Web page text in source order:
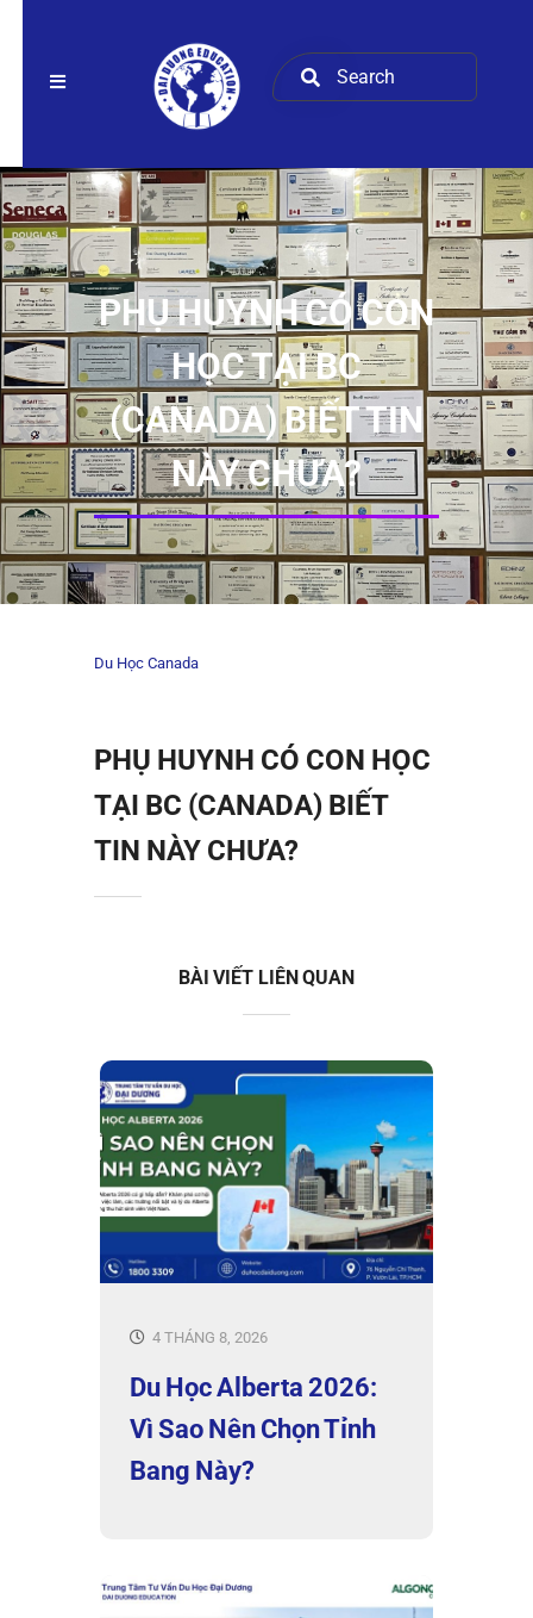
PHỤ HUYNH CÓ CON
HỌC TẠI BC
(CANADA) BIẾT TIN
NÀY CHƯA?
Du Học Canada
PHỤ HUYNH CÓ CON HỌC
TẠI BC (CANADA) BIẾT
TIN NÀY CHƯA?
BÀI VIẾT LIÊN QUAN
4 THÁNG 8, 2026
Du Học Alberta 2026:
Vì Sao Nên Chọn Tỉnh
Bang Này?